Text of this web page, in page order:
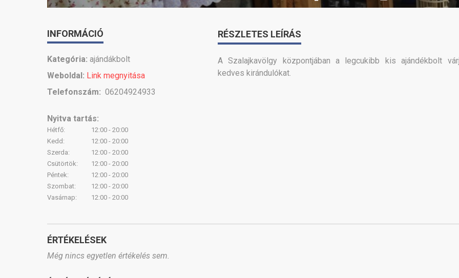
INFORMÁCIÓ
Kategória: ajándákbolt
Weboldal: Link megnyitása
Telefonszám: 06204924933
Nyitva tartás:
Hétfő:
12:00 - 20:00
Kedd:
12:00 - 20:00
Szerda:
12:00 - 20:00
Csütörtök:
12:00 - 20:00
Péntek:
12:00 - 20:00
Szombat:
12:00 - 20:00
Vasárnap:
12:00 - 20:00
RÉSZLETES LEÍRÁS
A Szalajkavölgy központjában a legcukibb kis ajándékbolt
kedves kirándulókat.
ÉRTÉKELÉSEK
Még nincs egyetlen értékelés sem.